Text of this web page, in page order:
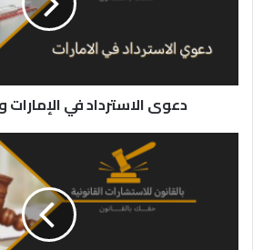
دعوى الاسترداد في